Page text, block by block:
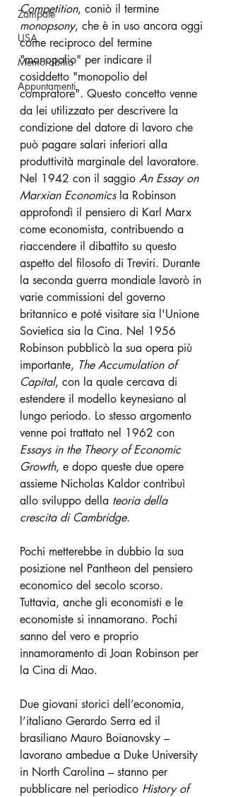
Zampate
USA
Memorabilia
Appuntamenti
Competition, coniò il termine
monopsony, che è in uso ancora oggi
come reciproco del termine
"monopolio" per indicare il
cosiddetto "monopolio del
compratore". Questo concetto venne
da lei utilizzato per descrivere la
condizione del datore di lavoro che
può pagare salari inferiori alla
produttività marginale del lavoratore.
Nel 1942 con il saggio An Essay on
Marxian Economics la Robinson
approfondì il pensiero di Karl Marx
come economista, contribuendo a
riaccendere il dibattito su questo
aspetto del filosofo di Treviri. Durante
la seconda guerra mondiale lavorò in
varie commissioni del governo
britannico e poté visitare sia l'Unione
Sovietica sia la Cina. Nel 1956
Robinson pubblicò la sua opera più
importante, The Accumulation of
Capital, con la quale cercava di
estendere il modello keynesiano al
lungo periodo. Lo stesso argomento
venne poi trattato nel 1962 con
Essays in the Theory of Economic
Growth, e dopo queste due opere
assieme Nicholas Kaldor contribuì
allo sviluppo della teoria della
crescita di Cambridge.
Pochi metterebbe in dubbio la sua
posizione nel Pantheon del pensiero
economico del secolo scorso.
Tuttavia, anche gli economisti e le
economiste si innamorano. Pochi
sanno del vero e proprio
innamoramento di Joan Robinson per
la Cina di Mao.
Due giovani storici dell’economia,
l’italiano Gerardo Serra ed il
brasiliano Mauro Boianovsky –
lavorano ambedue a Duke University
in North Carolina – stanno per
pubblicare nel periodico History of